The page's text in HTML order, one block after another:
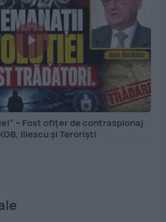
– Fost ofițer de contraspionaj
Iliescu și Teroriști